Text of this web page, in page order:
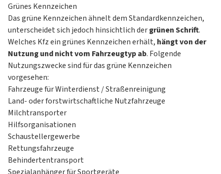
Grünes Kennzeichen
Das grüne Kennzeichen ähnelt dem Standardkennzeichen,
unterscheidet sich jedoch hinsichtlich dergrünen Schrift.
Welches Kfz ein grünes Kennzeichen erhält, hängt von der
Nutzung und nicht vom Fahrzeugtyp ab. Folgende
Nutzungszwecke sind für das grüne Kennzeichen
vorgesehen:
Fahrzeuge für Winterdienst / Straßenreinigung
Land- oder forstwirtschaftliche Nutzfahrzeuge
Milchtransporter
Hilfsorganisationen
Schaustellergewerbe
Rettungsfahrzeuge
Behindertentransport